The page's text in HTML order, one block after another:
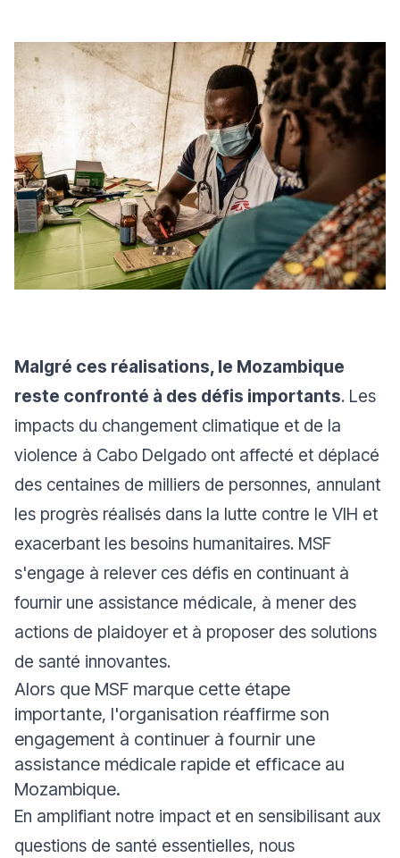
Malgré ces réalisations, le Mozambique
reste confronté à des défis importants. Les
impacts du changement climatique et de la
violence à Cabo Delgado ont affecté et déplacé
des centaines de milliers de personnes, annulant
les progrès réalisés dans la lutte contre le VIH et
exacerbant les besoins humanitaires. MSF
s'engage à relever ces défis en continuant à
fournir une assistance médicale, à mener des
actions de plaidoyer et à proposer des solutions
de santé innovantes.
Alors que MSF marque cette étape
importante, l'organisation réaffirme son
engagement à continuer à fournir une
assistance médicale rapide et efficace au
Mozambique.
En amplifiant notre impact et en sensibilisant aux
questions de santé essentielles, nous